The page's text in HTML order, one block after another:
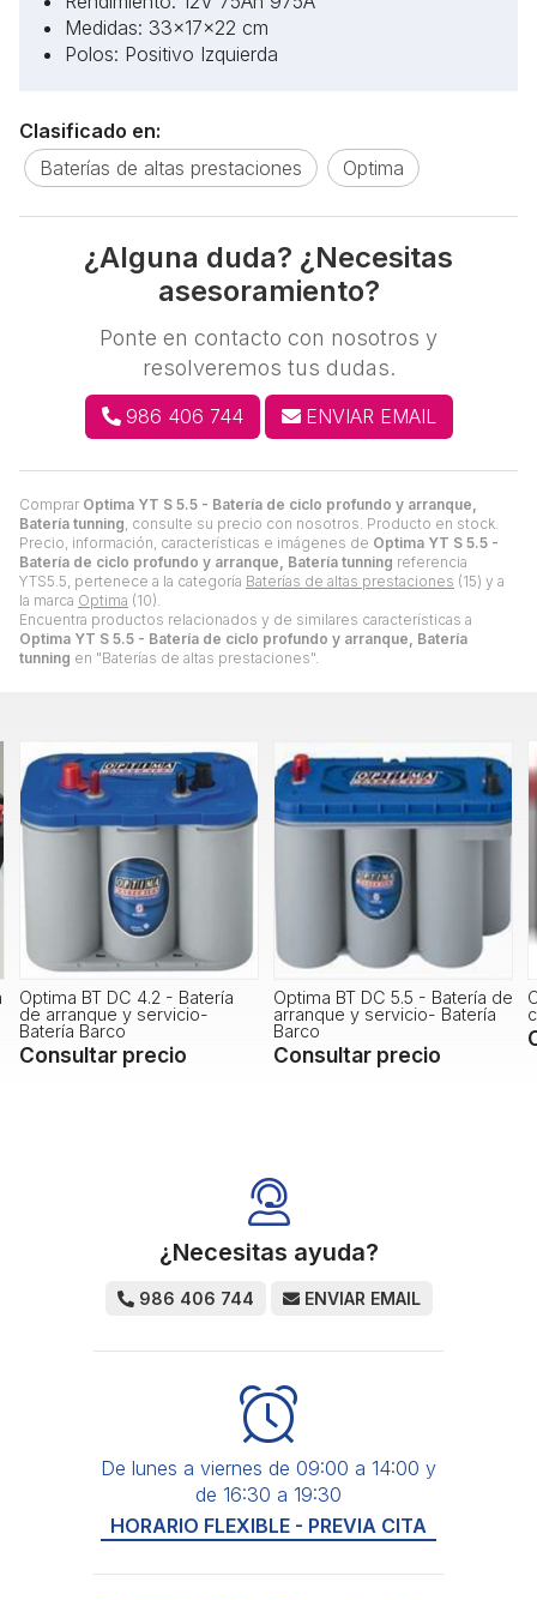
Comprar Optima YT S 5.5 - Batería de ciclo profundo y arranque,
Batería tunning , consulte su precio con nosotros. Producto en stock.
Precio, información, características e imágenes de Optima YT S 5.5 -
Batería de ciclo profundo y arranque, Batería tunning referencia
YTS5.5, pertenece a la categoría Baterías de altas prestaciones (15) y a
la marca Optima (10).
Encuentra productos relacionados y de similares características a
Optima YT S 5.5 - Batería de ciclo profundo y arranque, Batería
tunning en "Baterías de altas prestaciones".
Medidas: 33x17x22 cm
Polos: Positivo Izquierda
Clasificado en:
Baterías de altas prestaciones
Optima
¿Alguna duda? ¿Necesitas
asesoramiento?
Ponte en contacto con nosotros y
resolveremos tus dudas.
986 406 744 ENVIAR EMAIL
Optima BT DC 4.2 - Batería
de arranque y servicio-
Batería Barco
Consultar precio
Optima BT DC 5.5 - Batería de
arranque y servicio- Batería
Barco
Consultar precio
¿Necesitas ayuda?
986 406 744 ENVIAR EMAIL
De lunes a viernes de 09:00 a 14:00 y
de 16:30 a 19:30
HORARIO FLEXIBLE - PREVIA CITA